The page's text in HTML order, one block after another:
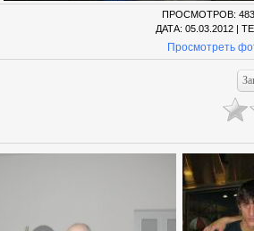
ПРОСМОТРОВ:
ДАТА: 05.03.2012 |
Просмотреть